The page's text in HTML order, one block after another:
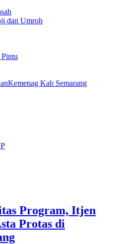
dan Umroh
Pintu
Kab Semarang
Program, Itjen
Protas di